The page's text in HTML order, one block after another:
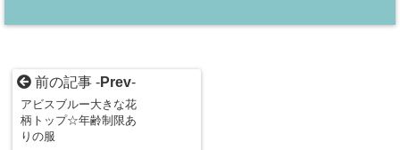
前の記事 -Prev-
アビスブルー大きな花
柄トップ☆年齢制限あ
りの服